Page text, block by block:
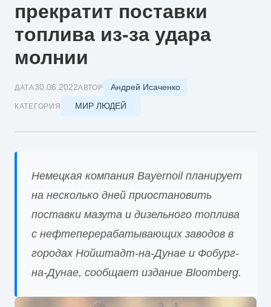
прекратит поставки
топлива из-за удара
молнии
ДАТА30.06.2022АВТОР Андрей Исаченко
КАТЕГОРИЯ МИР ЛЮДЕЙ
Немецкая компания Bayernoil планирует
на несколько дней приостановить
поставки мазута и дизельного топлива
с нефтеперерабатывающих заводов в
городах Нойштадт-на-Дунае и Фобург-
на-Дунае, сообщает издание Bloomberg.